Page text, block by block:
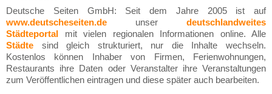
Deutsche Seiten GmbH: Seit dem Jahre 2005 ist auf
www.deutscheseiten.de unser deutschlandweites
Städteportal mit vielen regionalen Informationen online. Alle
Städte sind gleich strukturiert, nur die Inhalte wechseln.
Kostenlos können Inhaber von Firmen, Ferienwohnungen,
Restaurants ihre Daten oder Veranstalter ihre Veranstaltungen
zum Veröffentlichen eintragen und diese später auch bearbeiten.